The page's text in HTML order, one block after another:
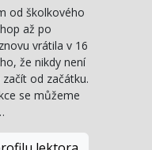
od školkového
až po
vrátila v 16
že nikdy není
od začátku.
se můžeme